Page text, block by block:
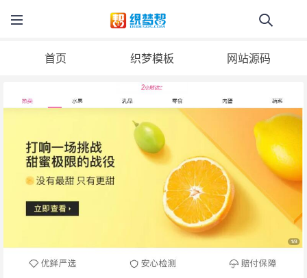
首页 织梦模板 网站源码